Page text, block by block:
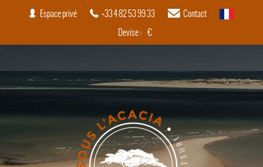
Espace privé +33 4 82 53 99 33 Contact
Devise : €